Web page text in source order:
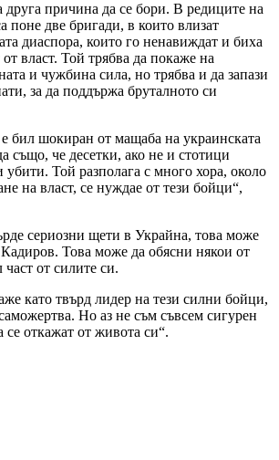
причина да се бори. В редиците на
поне две бригади, в които влизат
диаспора, които го ненавиждат и биха
власт. Той трябва да покаже на
и чужбина сила, но трябва и да запази
за да поддържа бруталното си
бил шокиран от мащаба на украинската
също, че десетки, ако не и стотици
убити. Той разполага с много хора, около
на власт, се нуждае от тези бойци“,
сериозни щети в Украйна, това може
Това може да обясни някои от
част от силите си.
като твърд лидер на тези силни бойци,
Но аз не съм съвсем сигурен
се откажат от живота си“.